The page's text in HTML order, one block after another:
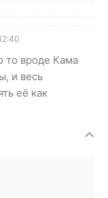
то вроде Кама
и весь
её как